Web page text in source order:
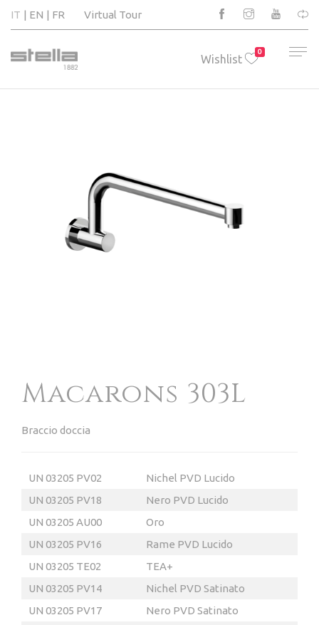
IT EN FR Virtual Tour
Wishlist
0
Macarons 303L
Braccio doccia
UN 03205 PV02
Nichel PVD Lucido
UN 03205 PV18
Nero PVD Lucido
UN 03205 AU00
Oro
UN 03205 PV16
Rame PVD Lucido
UN 03205 TE02 TEA+
UN 03205 PV14
Nichel PVD Satinato
UN 03205 PV17
Nero PVD Satinato